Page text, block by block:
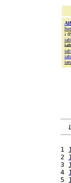
i
1
2
3
4
5